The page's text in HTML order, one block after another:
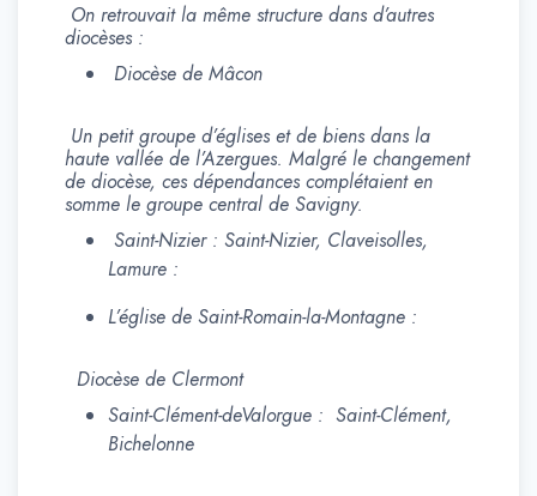
On retrouvait la même structure dans d’autres
diocèses :
Diocèse de Mâcon
Un petit groupe d’églises et de biens dans la
haute vallée de l’Azergues. Malgré le changement
de diocèse, ces dépendances complétaient en
somme le groupe central de Savigny.
Saint-Nizier : Saint-Nizier, Claveisolles,
Lamure :
L’église de Saint-Romain-la-Montagne :
Diocèse de Clermont
Saint-Clément-deValorgue : Saint-Clément,
Bichelonne